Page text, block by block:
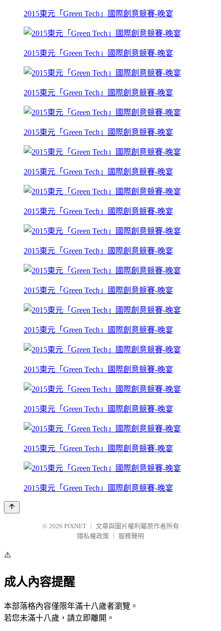
2015東元「Green Tech」國際創意競賽-晚宴
2015東元「Green Tech」國際創意競賽-晚宴
2015東元「Green Tech」國際創意競賽-晚宴
2015東元「Green Tech」國際創意競賽-晚宴
2015東元「Green Tech」國際創意競賽-晚宴
2015東元「Green Tech」國際創意競賽-晚宴
2015東元「Green Tech」國際創意競賽-晚宴
2015東元「Green Tech」國際創意競賽-晚宴
2015東元「Green Tech」國際創意競賽-晚宴
2015東元「Green Tech」國際創意競賽-晚宴
2015東元「Green Tech」國際創意競賽-晚宴
2015東元「Green Tech」國際創意競賽-晚宴
2015東元「Green Tech」國際創意競賽-晚宴
© 2026 PIXNET
文章與圖片權利屬原作者所有
隱私權政策
服務聲明
⚠️
成人內容提醒
本部落格內容僅限年滿十八歲者瀏覽。
若您未滿十八歲，請立即離開。